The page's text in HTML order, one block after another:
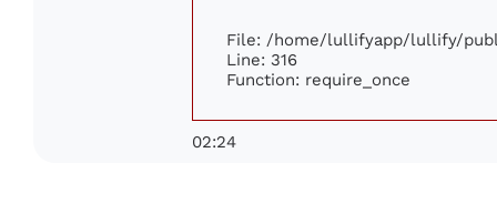
File: /home/lullifyapp/lullify/
Line: 316
Function: require_once
02:24